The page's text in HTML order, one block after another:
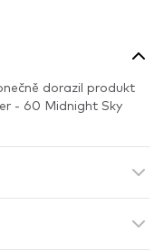
dorazil produkt
- 60 Midnight Sky